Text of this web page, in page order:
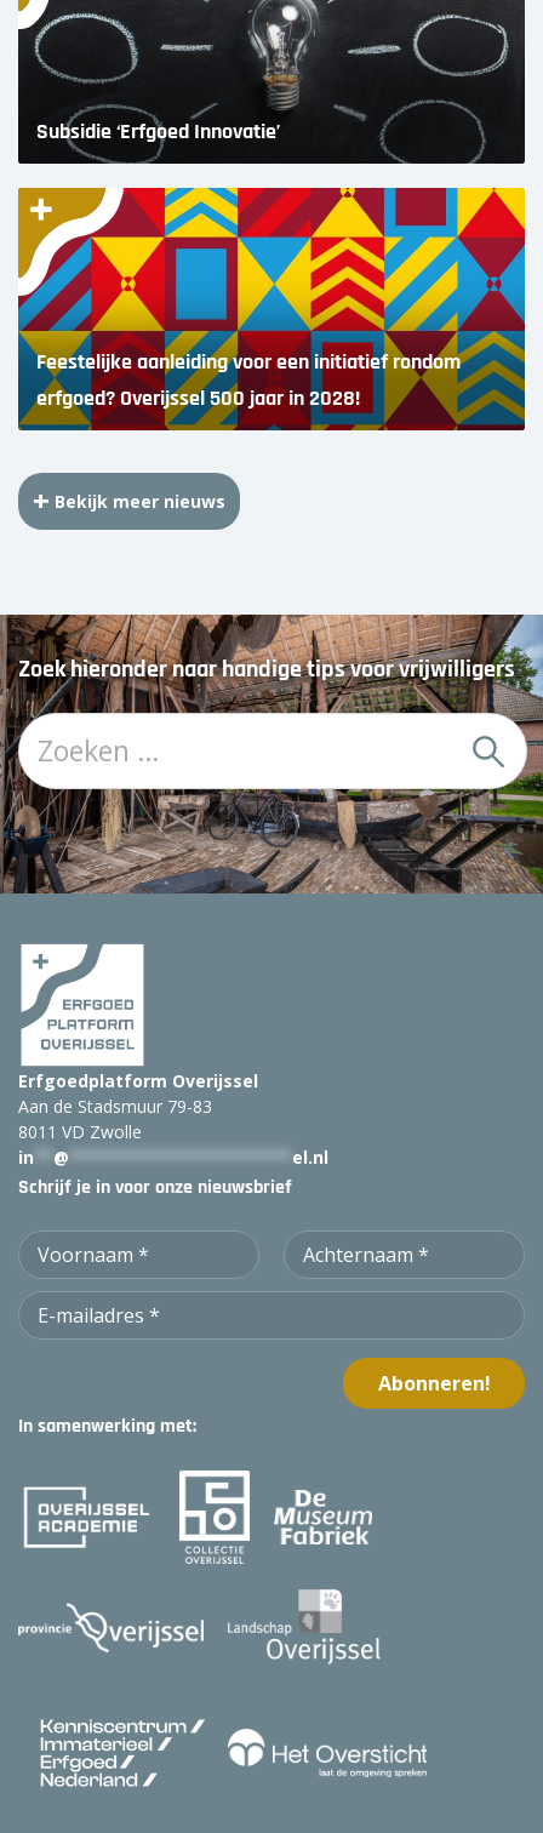
Subsidie ‘Erfgoed Innovatie’
Feestelijke aanleiding voor een initiatief rondom
erfgoed? Overijssel 500 jaar in 2028!
Bekijk meer nieuws
Zoek hieronder naar handige tips voor vrijwilligers
Z
o
e
k
:
Erfgoedplatform Overijssel
Aan de Stadsmuur 79-83
8011 VD Zwolle
in
@ el.nl
Schrijf je in voor onze nieuwsbrief
In samenwerking met: